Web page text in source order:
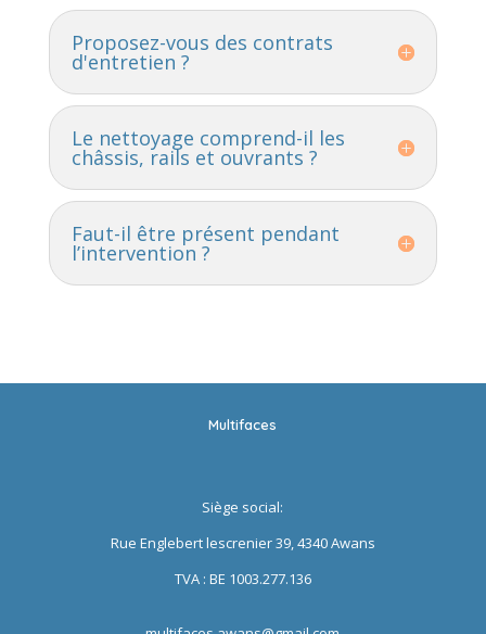
Proposez-vous des contrats
d'entretien ?
Le nettoyage comprend-il les
châssis, rails et ouvrants ?
Faut-il être présent pendant
l’intervention ?
Multifaces
Siège social:
Rue Englebert lescrenier 39, 4340 Awans
TVA : BE 1003.277.136